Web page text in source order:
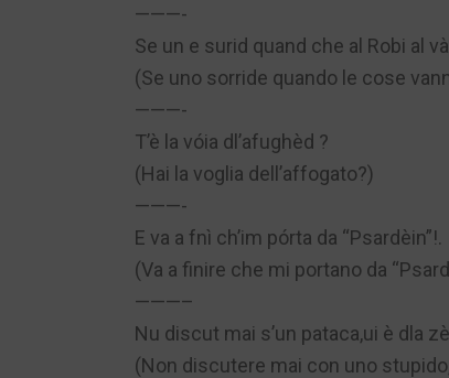
———-
Se un e surid quand che al Robi al
(Se uno sorride quando le cose
———-
T’è la vóia dl’afughèd ?
(Hai la voglia dell’affogato?)
———-
E va a fnì ch’im pórta da “Psardèin”!.
(Va a finire che mi portano da
———–
Nu discut mai s’un pataca,ui è dla
(Non discutere mai con uno